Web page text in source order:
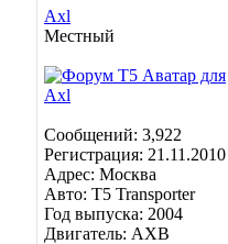
Axl
Местный
Сообщений: 3,922
Регистрация: 21.11.2010
Адрес: Москва
Авто: Т5 Transporter
Год выпуска: 2004
Двигатель: АХВ